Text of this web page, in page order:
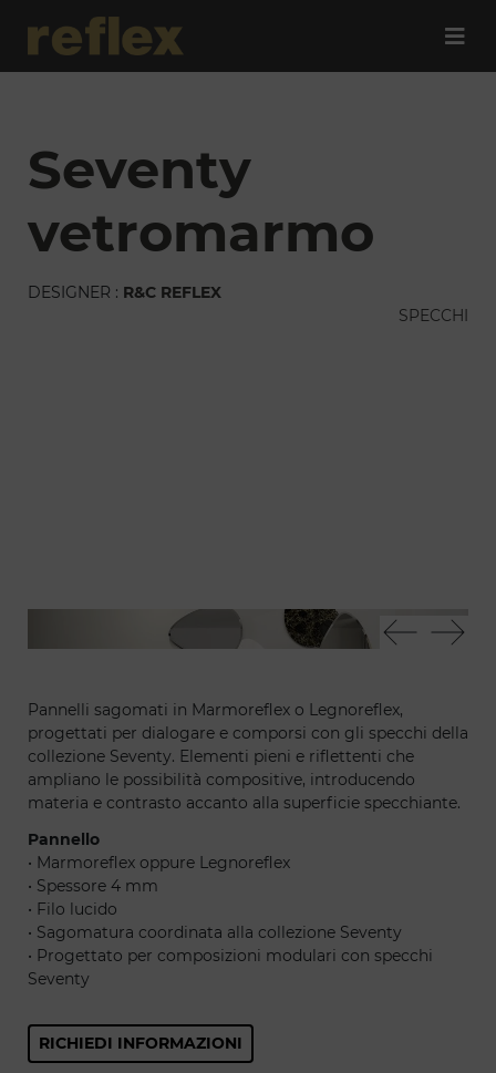
seventy
vetromarmo
DESIGNER : R&C REFLEX
SPECCHI
Seventy vetromarmo
Pannelli sagomati in Marmoreflex o Legnoreflex,
progettati per dialogare e comporsi con gli specchi della
collezione Seventy. Elementi pieni e riflettenti che
ampliano le possibilità compositive, introducendo
materia e contrasto accanto alla superficie specchiante.
Pannello
• Marmoreflex oppure Legnoreflex
• Spessore 4 mm
• Filo lucido
• Sagomatura coordinata alla collezione Seventy
• Progettato per composizioni modulari con specchi
Seventy
RICHIEDI INFORMAZIONI